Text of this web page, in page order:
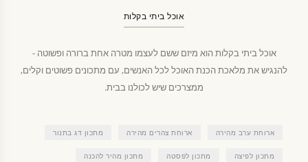
אוכל ביתי בקלות
אוכל ביתי בקלות הוא מיזם ששם לעצמו מטרה אחת ברורה ופשוטה -
להנגיש את מלאכת הכנת האוכל לכל האנשים, עם מתכונים פשוטים וקלים,
ממצרכים שיש לכולנו בבית.
ארוחת ערב מהירה ארוחת צהרים מהירה מתכון דג בתנור
מתכון לפיצה מתכון לפסטה מתכון מהיר להכנה